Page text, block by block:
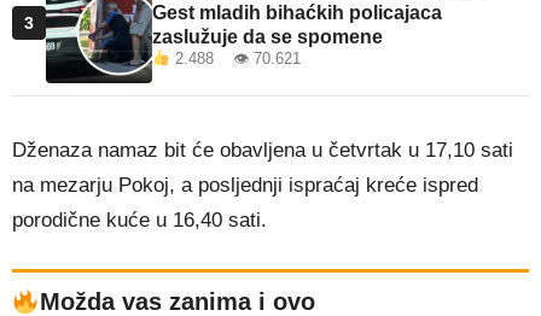
3
Gest mladih bihaćkih policajaca
zaslužuje da se spomene
2.488 👁 70.621
Dženaza namaz bit će obavljena u četvrtak u 17,10 sati
na mezarju Pokoj, a posljednji ispraćaj kreće ispred
porodične kuće u 16,40 sati.
Možda vas zanima i ovo